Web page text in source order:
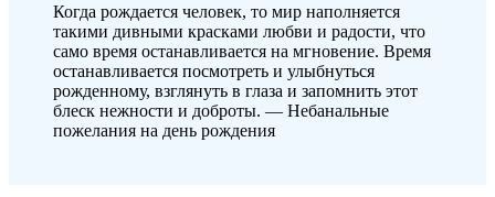
Когда рождается человек, то мир наполняется
такими дивными красками любви и радости, что
само время останавливается на мгновение. Время
останавливается посмотреть и улыбнуться
рожденному, взглянуть в глаза и запомнить этот
блеск нежности и доброты. — Небанальные
пожелания на день рождения